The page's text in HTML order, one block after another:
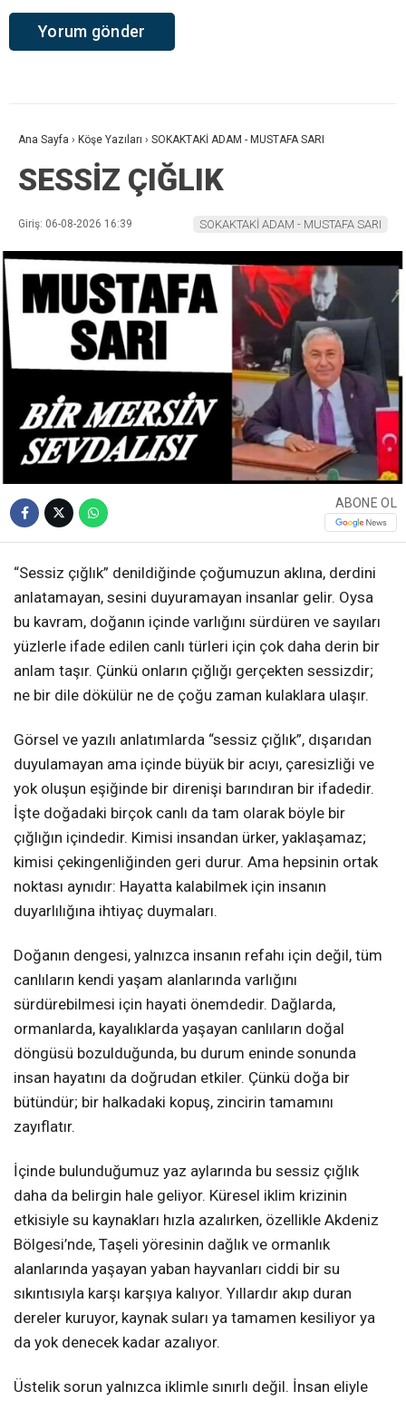
Ana Sayfa › Köşe Yazıları › SOKAKTAKİ ADAM - MUSTAFA SARI
SESSİZ ÇIĞLIK
Giriş: 06-08-2026 16:39 SOKAKTAKİ ADAM - MUSTAFA SARI
ABONE OL
“Sessiz çığlık” denildiğinde çoğumuzun aklına, derdini
anlatamayan, sesini duyuramayan insanlar gelir. Oysa
bu kavram, doğanın içinde varlığını sürdüren ve sayıları
yüzlerle ifade edilen canlı türleri için çok daha derin bir
anlam taşır. Çünkü onların çığlığı gerçekten sessizdir;
ne bir dile dökülür ne de çoğu zaman kulaklara ulaşır.
Görsel ve yazılı anlatımlarda “sessiz çığlık”, dışarıdan
duyulamayan ama içinde büyük bir acıyı, çaresizliği ve
yok oluşun eşiğinde bir direnişi barındıran bir ifadedir.
İşte doğadaki birçok canlı da tam olarak böyle bir
çığlığın içindedir. Kimisi insandan ürker, yaklaşamaz;
kimisi çekingenliğinden geri durur. Ama hepsinin ortak
noktası aynıdır: Hayatta kalabilmek için insanın
duyarlılığına ihtiyaç duymaları.
Doğanın dengesi, yalnızca insanın refahı için değil, tüm
canlıların kendi yaşam alanlarında varlığını
sürdürebilmesi için hayati önemdedir. Dağlarda,
ormanlarda, kayalıklarda yaşayan canlıların doğal
döngüsü bozulduğunda, bu durum eninde sonunda
insan hayatını da doğrudan etkiler. Çünkü doğa bir
bütündür; bir halkadaki kopuş, zincirin tamamını
zayıflatır.
İçinde bulunduğumuz yaz aylarında bu sessiz çığlık
daha da belirgin hale geliyor. Küresel iklim krizinin
etkisiyle su kaynakları hızla azalırken, özellikle Akdeniz
Bölgesi’nde, Taşeli yöresinin dağlık ve ormanlık
alanlarında yaşayan yaban hayvanları ciddi bir su
sıkıntısıyla karşı karşıya kalıyor. Yıllardır akıp duran
dereler kuruyor, kaynak suları ya tamamen kesiliyor ya
da yok denecek kadar azalıyor.
Üstelik sorun yalnızca iklimle sınırlı değil. İnsan eliyle